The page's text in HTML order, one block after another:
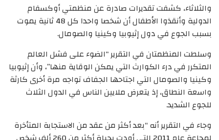
والثلاثاء، كشفت تقديرات صادرة عن منظمتي أوكسفام
الدولية وأنقذوا الأطفال أن شخصا واحدا كل 48 ثانية يموت
بسبب الجوع في دول إثيوبيا وكينيا والصومال.
وسلطت المنظمتان في التقرير “الضوء على فشل العالم
المتكرر في درء الكوارث التي يمكن الوقاية منها”، وأن إثيوبيا
وكينيا والصومال التي اجتاحها الجفاف تواجه مرة أخرى كارثة
واسعة النطاق، إذ يتعرض ملايين الناس في الدول الثلاث
للجوع الشديد.
وجاء في التقرير أنه “بعد أكثر من عقد من الاستجابة المتأخرة